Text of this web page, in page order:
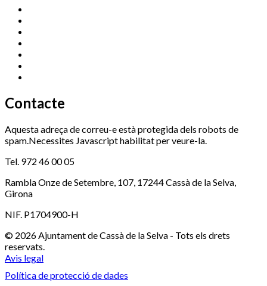
Contacte
Aquesta adreça de correu-e està protegida dels robots de
spam.Necessites Javascript habilitat per veure-la.
Tel. 972 46 00 05
Rambla Onze de Setembre, 107, 17244 Cassà de la Selva,
Girona
NIF. P1704900-H
© 2026 Ajuntament de Cassà de la Selva - Tots els drets
reservats.
Avis legal
Política de protecció de dades